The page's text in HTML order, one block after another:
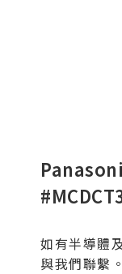
如有半導體
與我們聯繫。